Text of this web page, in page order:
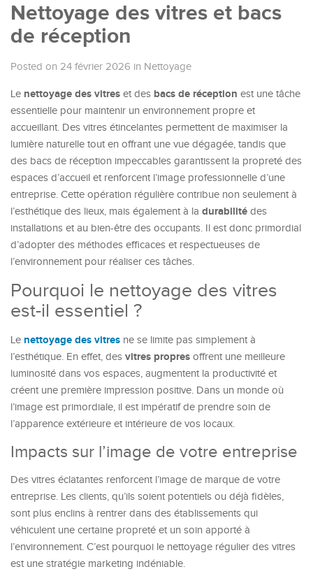
Nettoyage des vitres et bacs
de réception
Posted on 24 février 2026 in Nettoyage
Le nettoyage des vitres et des bacs de réception est une tâche
essentielle pour maintenir un environnement propre et
accueillant. Des vitres étincelantes permettent de maximiser la
lumière naturelle tout en offrant une vue dégagée, tandis que
des bacs de réception impeccables garantissent la propreté des
espaces d’accueil et renforcent l’image professionnelle d’une
entreprise. Cette opération régulière contribue non seulement à
l’esthétique des lieux, mais également à la durabilité des
installations et au bien-être des occupants. Il est donc primordial
d’adopter des méthodes efficaces et respectueuses de
l’environnement pour réaliser ces tâches.
Pourquoi le nettoyage des vitres
est-il essentiel ?
Le nettoyage des vitres ne se limite pas simplement à
l’esthétique. En effet, des vitres propres offrent une meilleure
luminosité dans vos espaces, augmentent la productivité et
créent une première impression positive. Dans un monde où
l’image est primordiale, il est impératif de prendre soin de
l’apparence extérieure et intérieure de vos locaux.
Impacts sur l’image de votre entreprise
Des vitres éclatantes renforcent l’image de marque de votre
entreprise. Les clients, qu’ils soient potentiels ou déjà fidèles,
sont plus enclins à rentrer dans des établissements qui
véhiculent une certaine propreté et un soin apporté à
l’environnement. C’est pourquoi le nettoyage régulier des vitres
est une stratégie marketing indéniable.